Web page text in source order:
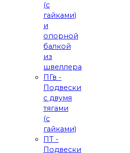
(с
гайками)
и
опорной
балкой
из
швеллера
ПГв -
Подвески
с двумя
тягами
(с
гайками)
ПТ -
Подвески